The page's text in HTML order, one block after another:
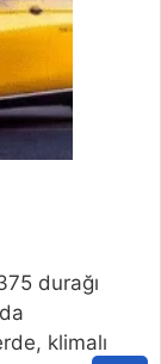
durağı
klimalı